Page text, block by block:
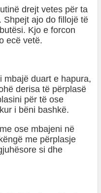
drejt vetes për ta
Shpejt ajo do fillojë të
Kjo e forcon
ecë vetë.
mbajë duart e hapura,
derisa të përplasë
për të ose
i bëni bashkë.
ose mbajeni në
me përplasje
si dhe